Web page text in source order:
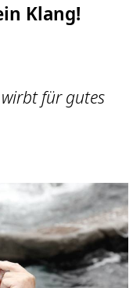
Klang!
für gutes